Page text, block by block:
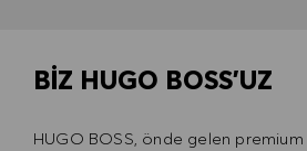
BİZ HUGO BOSS'UZ
HUGO BOSS, önde gelen